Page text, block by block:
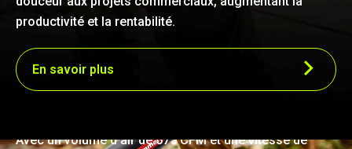
productivité et la rentabilité.
En savoir plus
Avec un volume d'air de 575 CFM et une vitesse de